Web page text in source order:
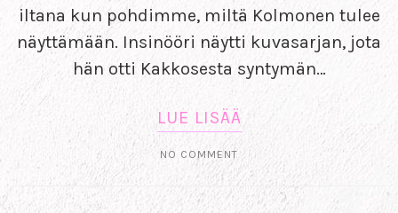
iltana kun pohdimme, miltä Kolmonen tulee
näyttämään. Insinööri näytti kuvasarjan, jota
hän otti Kakkosesta syntymän…
LUE LISÄÄ
NO COMMENT